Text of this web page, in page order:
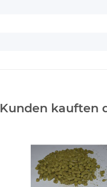
Kunden kauften